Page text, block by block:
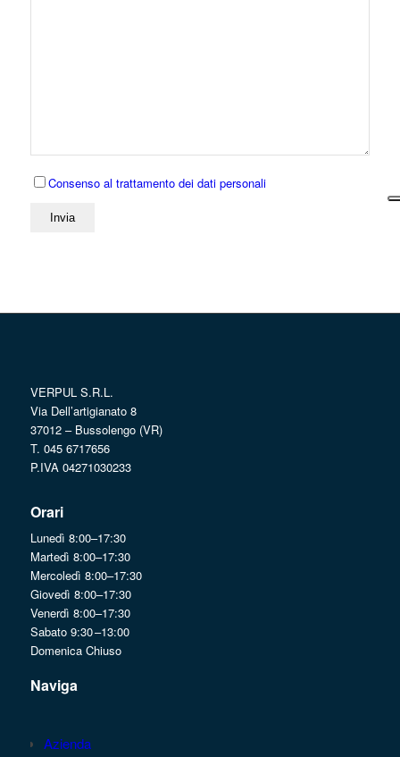
Consenso al trattamento dei dati personali
VERPUL S.R.L.
Via Dell’artigianato 8
37012 – Bussolengo (VR)
T. 045 6717656
P.IVA 04271030233
Orari
Lunedì 8:00–17:30
Martedì 8:00–17:30
Mercoledì 8:00–17:30
Giovedì 8:00–17:30
Venerdì 8:00–17:30
Sabato 9:30 –13:00
Domenica Chiuso
Naviga
Azienda